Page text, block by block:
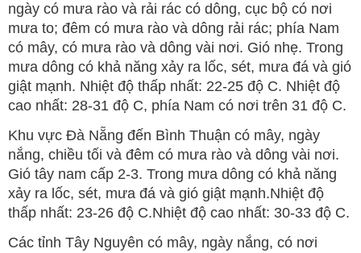
ngày có mưa rào và rải rác có dông, cục bộ có nơi
mưa to; đêm có mưa rào và dông rải rác; phía Nam
có mây, có mưa rào và dông vài nơi. Gió nhẹ. Trong
mưa dông có khả năng xảy ra lốc, sét, mưa đá và gió
giật mạnh. Nhiệt độ thấp nhất: 22-25 độ C. Nhiệt độ
cao nhất: 28-31 độ C, phía Nam có nơi trên 31 độ C.
Khu vực Đà Nẵng đến Bình Thuận có mây, ngày
nắng, chiều tối và đêm có mưa rào và dông vài nơi.
Gió tây nam cấp 2-3. Trong mưa dông có khả năng
xảy ra lốc, sét, mưa đá và gió giật mạnh.Nhiệt độ
thấp nhất: 23-26 độ C.Nhiệt độ cao nhất: 30-33 độ C.
Các tỉnh Tây Nguyên có mây, ngày nắng, có nơi